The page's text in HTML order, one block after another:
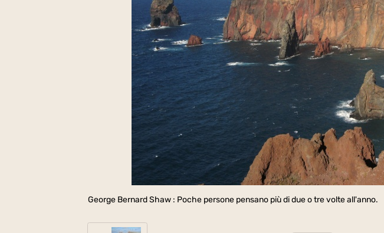
George Bernard Shaw : Poche persone pensano più di due o tre volte all'anno.